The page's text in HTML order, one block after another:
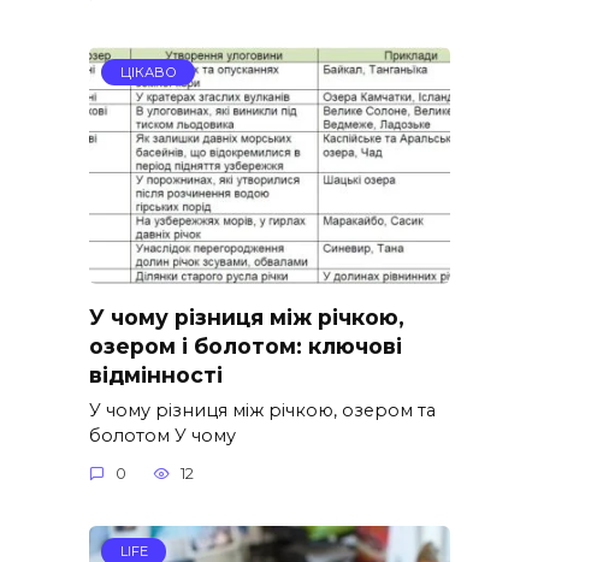
ЦІКАВО
У чому різниця між річкою,
озером і болотом: ключові
відмінності
У чому різниця між річкою, озером та
болотом У чому
0 12
LIFE